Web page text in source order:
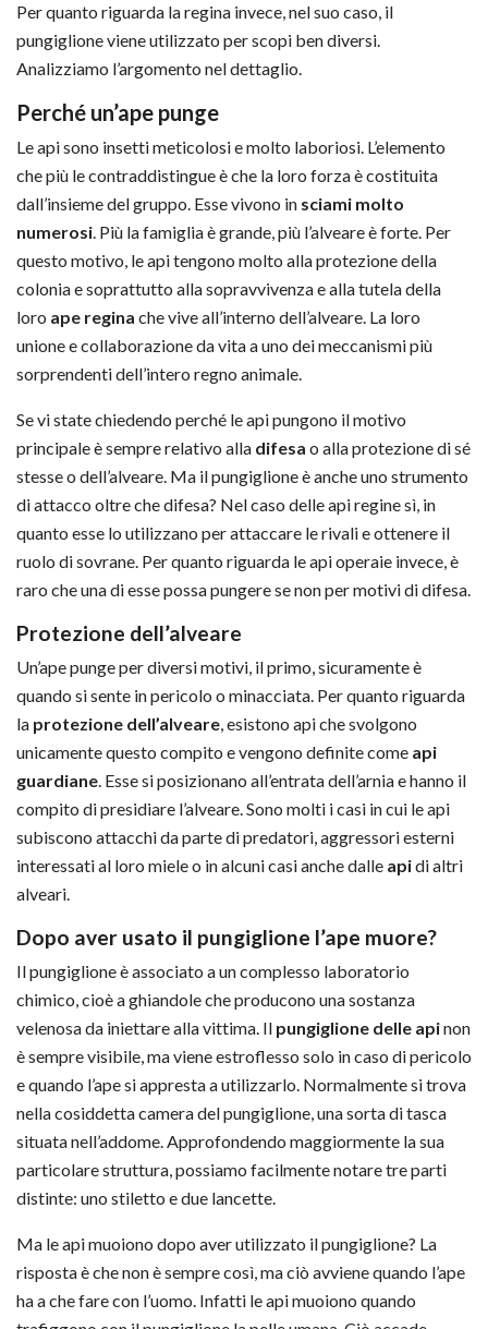
Per quanto riguarda la regina invece, nel suo caso, il
pungiglione viene utilizzato per scopi ben diversi.
Analizziamo l’argomento nel dettaglio.
Perché un’ape punge
Le api sono insetti meticolosi e molto laboriosi. L’elemento
che più le contraddistingue è che la loro forza è costituita
dall’insieme del gruppo. Esse vivono in sciami molto
numerosi. Più la famiglia è grande, più l’alveare è forte. Per
questo motivo, le api tengono molto alla protezione della
colonia e soprattutto alla sopravvivenza e alla tutela della
loro ape regina che vive all’interno dell’alveare. La loro
unione e collaborazione da vita a uno dei meccanismi più
sorprendenti dell’intero regno animale.
Se vi state chiedendo perché le api pungono il motivo
principale è sempre relativo alla difesa o alla protezione di sé
stesse o dell’alveare. Ma il pungiglione è anche uno strumento
di attacco oltre che difesa? Nel caso delle api regine sì, in
quanto esse lo utilizzano per attaccare le rivali e ottenere il
ruolo di sovrane. Per quanto riguarda le api operaie invece, è
raro che una di esse possa pungere se non per motivi di difesa.
Protezione dell’alveare
Un’ape punge per diversi motivi, il primo, sicuramente è
quando si sente in pericolo o minacciata. Per quanto riguarda
la protezione dell’alveare, esistono api che svolgono
unicamente questo compito e vengono definite come api
guardiane. Esse si posizionano all’entrata dell’arnia e hanno il
compito di presidiare l’alveare. Sono molti i casi in cui le api
subiscono attacchi da parte di predatori, aggressori esterni
interessati al loro miele o in alcuni casi anche dalle apidi altri
alveari.
Dopo aver usato il pungiglione l’ape muore?
Il pungiglione è associato a un complesso laboratorio
chimico, cioè a ghiandole che producono una sostanza
velenosa da iniettare alla vittima. Il pungiglione delle apinon
è sempre visibile, ma viene estroflesso solo in caso di pericolo
e quando l’ape si appresta a utilizzarlo. Normalmente si trova
nella cosiddetta camera del pungiglione, una sorta di tasca
situata nell’addome. Approfondendo maggiormente la sua
particolare struttura, possiamo facilmente notare tre parti
distinte: uno stiletto e due lancette.
Ma le api muoiono dopo aver utilizzato il pungiglione? La
risposta è che non è sempre così, ma ciò avviene quando l’ape
ha a che fare con l’uomo. Infatti le api muoiono quando